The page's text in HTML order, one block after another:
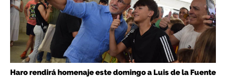
Haro rendirá homenaje este domingo a Luis de la Fuente